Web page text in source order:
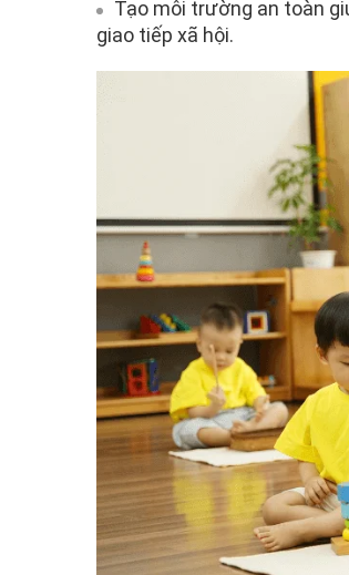
Tạo môi trường an toàn
giao tiếp xã hội.